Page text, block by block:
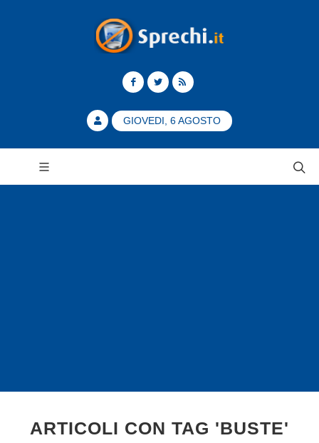
GIOVEDI, 6 AGOSTO
ARTICOLI CON TAG 'BUSTE'